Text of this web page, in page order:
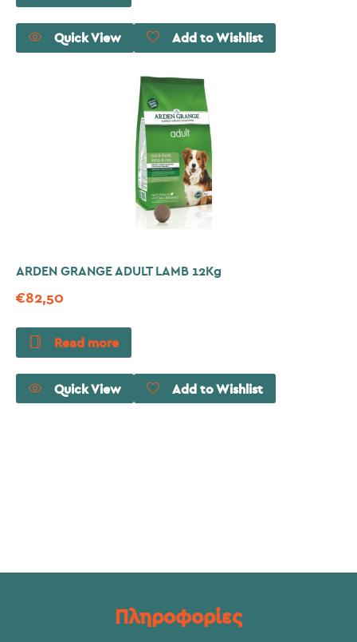
Quick View Add to Wishlist
ARDEN GRANGE ADULT LAMB 12Kg
€82,50
Read more
Quick View Add to Wishlist
Πληροφορίες